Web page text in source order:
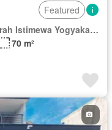
Featured
Margodadi, Seyegan, Sleman, Daerah Istimewa Yogyakarta
70 m²